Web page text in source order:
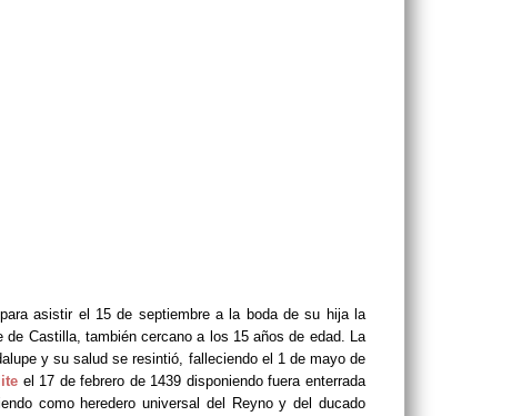
asistir el 15 de septiembre a la boda de su hija la
de Castilla, también cercano a los 15 años de edad. La
y su salud se resintió, falleciendo el 1 de mayo de
el 17 de febrero de 1439 disponiendo fuera enterrada
como heredero universal del Reyno y del ducado